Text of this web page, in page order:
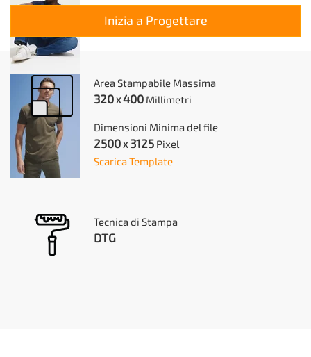
Inizia a Progettare
Area Stampabile Massima
320 X 400Millimetri
Dimensioni Minima del file
2500 X 3125Pixel
Scarica Template
Tecnica di Stampa
DTG